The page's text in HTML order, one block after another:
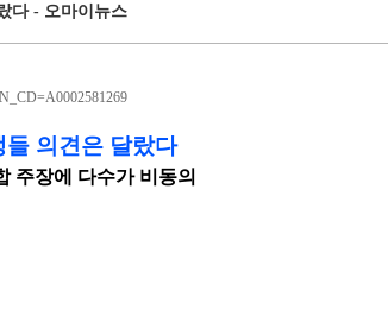
다 - 오마이뉴스
의견은 달랐다
주장에 다수가 비동의